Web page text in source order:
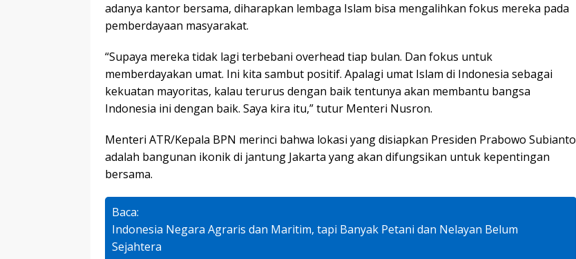
adanya kantor bersama, diharapkan lembaga Islam bisa mengalihkan fokus mereka pada
pemberdayaan masyarakat.
“Supaya mereka tidak lagi terbebani overhead tiap bulan. Dan fokus untuk
memberdayakan umat. Ini kita sambut positif. Apalagi umat Islam di Indonesia sebagai
kekuatan mayoritas, kalau terurus dengan baik tentunya akan membantu bangsa
Indonesia ini dengan baik. Saya kira itu,” tutur Menteri Nusron.
Menteri ATR/Kepala BPN merinci bahwa lokasi yang disiapkan Presiden Prabowo Subianto
adalah bangunan ikonik di jantung Jakarta yang akan difungsikan untuk kepentingan
bersama.
Baca:
Indonesia Negara Agraris dan Maritim, tapi Banyak Petani dan Nelayan Belum
Sejahtera